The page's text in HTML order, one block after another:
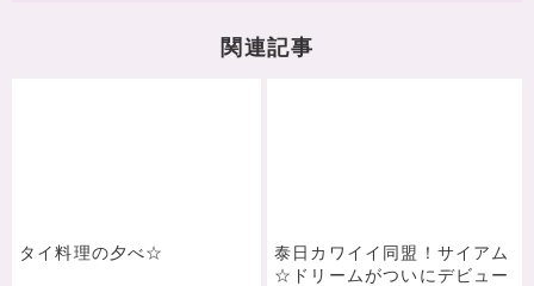
関連記事
タイ料理の夕べ☆
泰日カワイイ同盟！サイアム
☆ドリームがついにデビュー